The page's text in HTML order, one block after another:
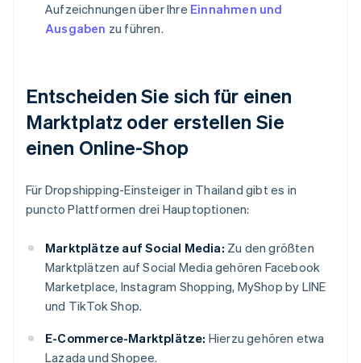
Aufzeichnungen über Ihre Einnahmen und
Ausgaben zu führen.
Entscheiden Sie sich für einen
Marktplatz oder erstellen Sie
einen Online-Shop
Für Dropshipping-Einsteiger in Thailand gibt es in
puncto Plattformen drei Hauptoptionen:
Marktplätze auf Social Media: Zu den größten
Marktplätzen auf Social Media gehören Facebook
Marketplace, Instagram Shopping, MyShop by LINE
und TikTok Shop.
E-Commerce-Marktplätze: Hierzu gehören etwa
Lazada und Shopee.